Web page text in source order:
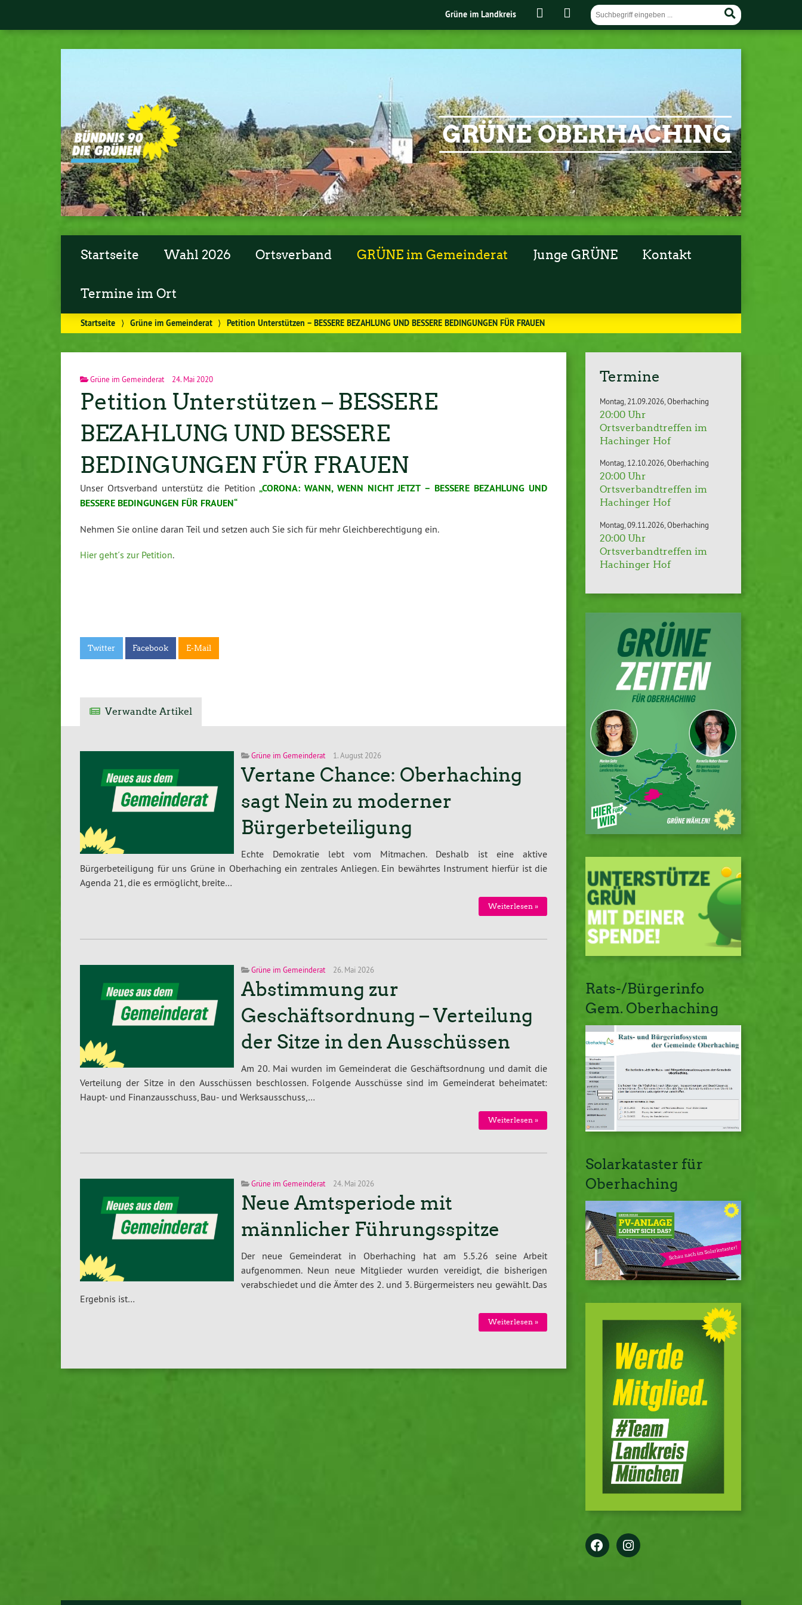
Grüne im Landkreis
GRÜNE OBERHACHING
Startseite Wahl 2026 Ortsverband GRÜNE im Gemeinderat Junge GRÜNE Kontakt
Termine im Ort
Startseite ⟩ Grüne im Gemeinderat ⟩ Petition Unterstützen – BESSERE BEZAHLUNG UND BESSERE BEDINGUNGEN FÜR FRAUEN
Grüne im Gemeinderat 24. Mai 2020
Petition Unterstützen – BESSERE
BEZAHLUNG UND BESSERE
BEDINGUNGEN FÜR FRAUEN
Unser Ortsverband unterstütz die Petition „CORONA: WANN, WENN NICHT JETZT – BESSERE BEZAHLUNG UND
BESSERE BEDINGUNGEN FÜR FRAUEN“
Nehmen Sie online daran Teil und setzen auch Sie sich für mehr Gleichberechtigung ein.
Hier geht´s zur Petition.
Twitter Facebook E-Mail
Verwandte Artikel
Grüne im Gemeinderat 1. August 2026
Vertane Chance: Oberhaching
sagt Nein zu moderner
Bürgerbeteiligung
Echte Demokratie lebt vom Mitmachen. Deshalb ist eine aktive
Bürgerbeteiligung für uns Grüne in Oberhaching ein zentrales Anliegen. Ein bewährtes Instrument hierfür ist die
Agenda 21, die es ermöglicht, breite…
Weiterlesen »
Grüne im Gemeinderat 26. Mai 2026
Abstimmung zur
Geschäftsordnung – Verteilung
der Sitze in den Ausschüssen
Am 20. Mai wurden im Gemeinderat die Geschäftsordnung und damit die
Verteilung der Sitze in den Ausschüssen beschlossen. Folgende Ausschüsse sind im Gemeinderat beheimatet:
Haupt- und Finanzausschuss, Bau- und Werksausschuss,…
Weiterlesen »
Grüne im Gemeinderat 24. Mai 2026
Neue Amtsperiode mit
männlicher Führungsspitze
Der neue Gemeinderat in Oberhaching hat am 5.5.26 seine Arbeit
aufgenommen. Neun neue Mitglieder wurden vereidigt, die bisherigen
verabschiedet und die Ämter des 2. und 3. Bürgermeisters neu gewählt. Das
Ergebnis ist…
Weiterlesen »
Termine
Montag 21.09.2026 Oberhaching
20:00 Uhr
Ortsverbandtreffen im
Hachinger Hof
Montag 12.10.2026 Oberhaching
20:00 Uhr
Ortsverbandtreffen im
Hachinger Hof
Montag 09.11.2026 Oberhaching
20:00 Uhr
Ortsverbandtreffen im
Hachinger Hof
Rats-/Bürgerinfo
Gem. Oberhaching
Solarkataster für
Oberhaching